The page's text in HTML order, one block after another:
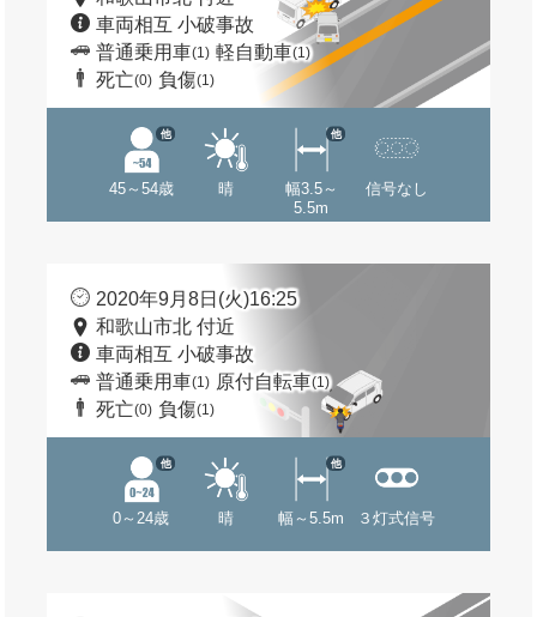
車両相互 小破事故
普通乗用車(1) 軽自動車(1)
死亡(0) 負傷(1)
45～54歳
他
晴
幅3.5～
5.5m
他
信号なし
2020年9月8日(火)16:25
和歌山市北 付近
車両相互 小破事故
普通乗用車(1) 原付自転車(1)
死亡(0) 負傷(1)
0～24歳
他
晴 幅～5.5m
他
３灯式信号